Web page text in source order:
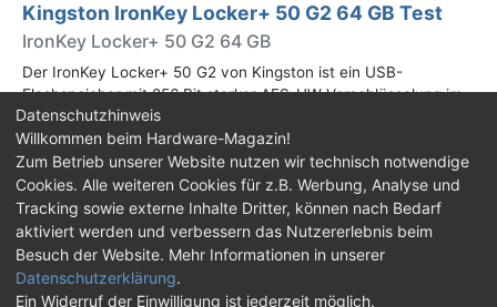
Kingston IronKey Locker+ 50 G2 64 GB Test
IronKey Locker+ 50 G2 64 GB
Der IronKey Locker+ 50 G2 von Kingston ist ein USB-
Flashspeicher mit 256 Bit starker AES-HW-Verschlüsselung im
XTS-Modus. Wir haben das 64-GB-Modell im Praxistest
genauer begutachtet.
Impressum| Kontakt |Jobs |Datenschutz |
Consent‑Einstellungen |Haftungsausschluss
Feed Facebook
Datenschutzhinweis
Willkommen beim Hardware-Magazin!
Zum Betrieb unserer Website nutzen wir technisch notwendige
Cookies. Alle weiteren Cookies für z.B. Werbung, Analyse und
Tracking sowie externe Inhalte Dritter, können nach Bedarf
aktiviert werden und verbessern das Nutzererlebnis beim
Besuch der Website. Mehr Informationen in unserer
Datenschutzerklärung.
Ein Widerruf der Einwilligung ist jederzeit möglich.